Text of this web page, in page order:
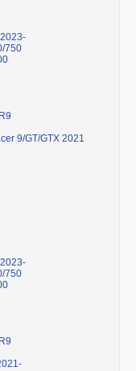
750
9/GT/GTX 2021
750